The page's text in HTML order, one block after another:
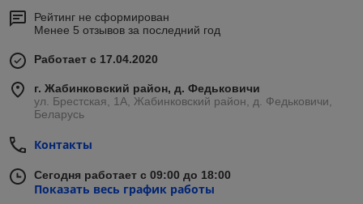
Рейтинг не сформирован
Менее 5 отзывов за последний год
Работает с 17.04.2020
г. Жабинковский район, д. Федьковичи
ул. Брестская, 1А, Жабинковский район, д. Федьковичи,
Беларусь
Контакты
Сегодня работает с 09:00 до 18:00
Показать весь график работы